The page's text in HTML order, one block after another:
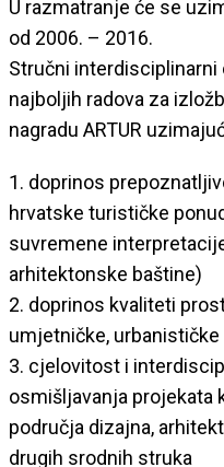
U razmatranje će se
od 2006. – 2016.
Stručni
najboljih radova za
nagradu ARTUR
1. doprinos
hrvatske turističke
suvremene
arhitektonske baštine)
2. doprinos kvaliteti
umjetničke,
3. cjelovitost i
osmišljavanja projekata
područja dizajna,
drugih srodnih struka